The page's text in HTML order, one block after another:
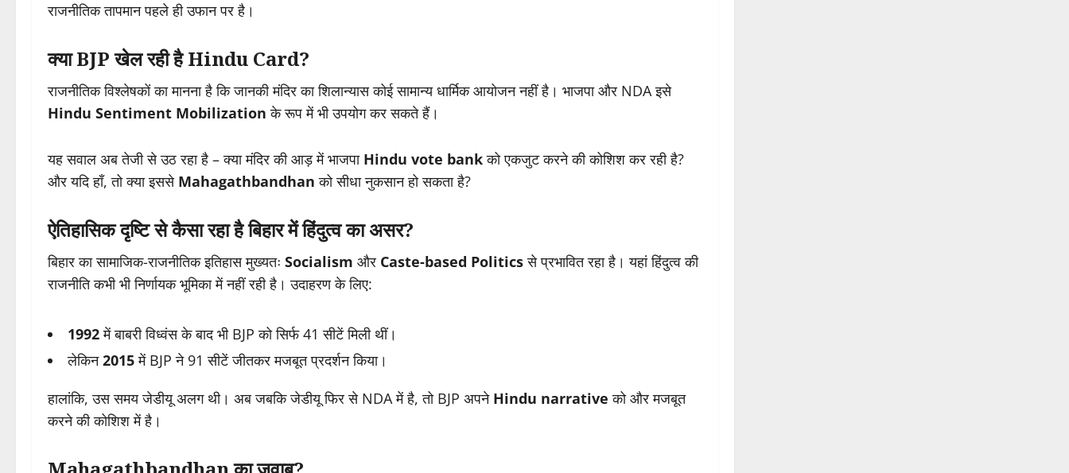
राजनीतिक तापमान पहले ही उफान पर है।
क्या BJP खेल रही है Hindu Card?
राजनीतिक विश्लेषकों का मानना है कि जानकी मंदिर का शिलान्यास कोई सामान्य धार्मिक आयोजन नहीं है। भाजपा और NDA इसे
Hindu Sentiment Mobilization के रूप में भी उपयोग कर सकते हैं।
यह सवाल अब तेजी से उठ रहा है – क्या मंदिर की आड़ में भाजपा Hindu vote bankको एकजुट करने की कोशिश कर रही है?
और यदि हाँ, तो क्या इससे Mahagathbandhan को सीधा नुकसान हो सकता है?
ऐतिहासिक दृष्टि से कैसा रहा है बिहार में हिंदुत्व का असर?
बिहार का सामाजिक-राजनीतिक इतिहास मुख्यतः Socialism और Caste-based Politicsसे प्रभावित रहा है। यहां हिंदुत्व की
राजनीति कभी भी निर्णायक भूमिका में नहीं रही है। उदाहरण के लिए:
1992में बाबरी विध्वंस के बाद भी BJP को सिर्फ 41 सीटें मिली थीं।
लेकिन2015में BJP ने 91 सीटें जीतकर मजबूत प्रदर्शन किया।
हालांकि, उस समय जेडीयू अलग थी। अब जबकि जेडीयू फिर से NDA में है, तो BJP अपने Hindu narrative को और मजबूत
करने की कोशिश में है।